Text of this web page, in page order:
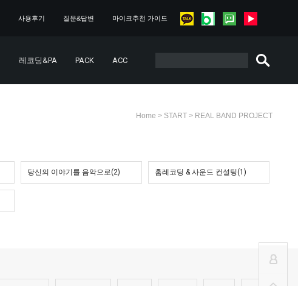
사용후기 질문&답변 마이크추천 가이드
레코딩&PA PACK ACC
Home > START > REAL BAND PROJECT
당신의 이야기를 음악으로(2) 홈레코딩 & 사운드 컨설팅(1)